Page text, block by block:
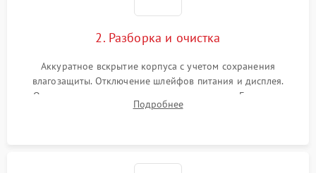
2. Разборка и очистка
Аккуратное вскрытие корпуса с учетом сохранения
влагозащиты. Отключение шлейфов питания и дисплея.
Очистка внутренних плат от окислов и пыли. Бережная
обработка германиевого объектива специализированными
Подробнее